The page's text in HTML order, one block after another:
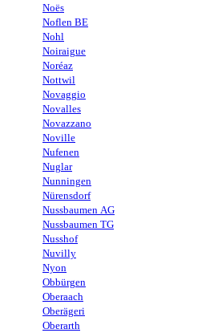
Noës
Noflen BE
Nohl
Noiraigue
Noréaz
Nottwil
Novaggio
Novalles
Novazzano
Noville
Nufenen
Nuglar
Nunningen
Nürensdorf
Nussbaumen AG
Nussbaumen TG
Nusshof
Nuvilly
Nyon
Obbürgen
Oberaach
Oberägeri
Oberarth